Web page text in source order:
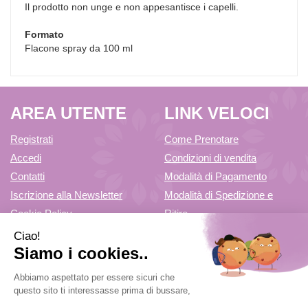
Il prodotto non unge e non appesantisce i capelli.
Formato
Flacone spray da 100 ml
AREA UTENTE
Registrati
Accedi
Contatti
Iscrizione alla Newsletter
Cookie Policy
LINK VELOCI
Come Prenotare
Condizioni di vendita
Modalità di Pagamento
Modalità di Spedizione e
Ritiro
Informativa Privacy
5,0/5